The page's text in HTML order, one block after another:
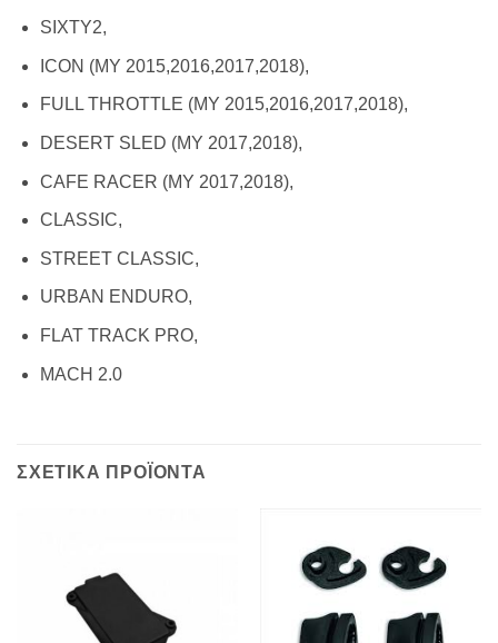
SIXTY2,
ICON (MY 2015,2016,2017,2018),
FULL THROTTLE (MY 2015,2016,2017,2018),
DESERT SLED (MY 2017,2018),
CAFE RACER (MY 2017,2018),
CLASSIC,
STREET CLASSIC,
URBAN ENDURO,
FLAT TRACK PRO,
MACH 2.0
ΣΧΕΤΙΚΑ ΠΡΟΪΟΝΤΑ